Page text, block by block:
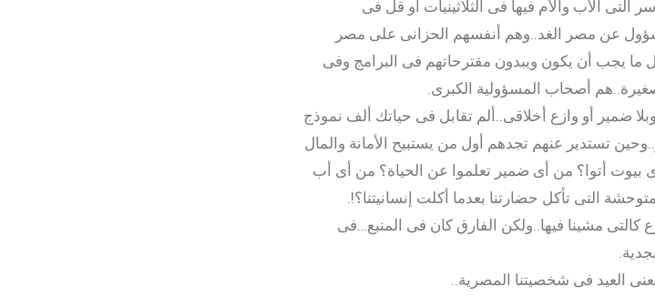
الأب والأم فيها فى الثلاثينيات أو قل فى
عن مصر الغد..وهم أنفسهم الحزانى على مصر
ما يجب أن يكون ويبدون مقترحاتهم فى البرامج وفى
أصحاب المسؤولية الكبرى.
ضمير أو وازع أخلاقى..ألم تقابل فى حياتك ألف نموذج
تستدير عنهم تجدهم أول من يستبيح الأمانة والمال
أتوا؟ من أى ضمير تعلموا عن الحياة؟ من أى أب
التى تأكل حضارتنا بعدما أكلت إنسانيتنا؟!.
مشينا فيها..ولكن الفارق كان فى المنبع…فى
العيد فى شخصيتنا المصرية..